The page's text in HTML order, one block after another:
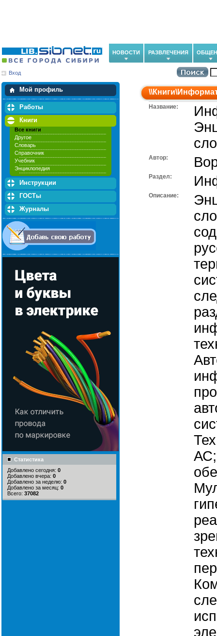
НОВОСТИ РАЗВЛЕЧЕНИЯ
Вход
Мой профиль
Мои закладки
Работы
Книги
Все книги
Другое
Словарь
Справочник
Учебник
Энциклопедия
Инструкции
ГОСТы
Журналы
Статистика
Добавлено сегодня: 0
Добавлено вчера: 0
Добавлено за неделю: 0
Добавлено за месяц: 0
Всего: 37082
\\Книги\
Название:
Автор:
Раздел:
Описание: